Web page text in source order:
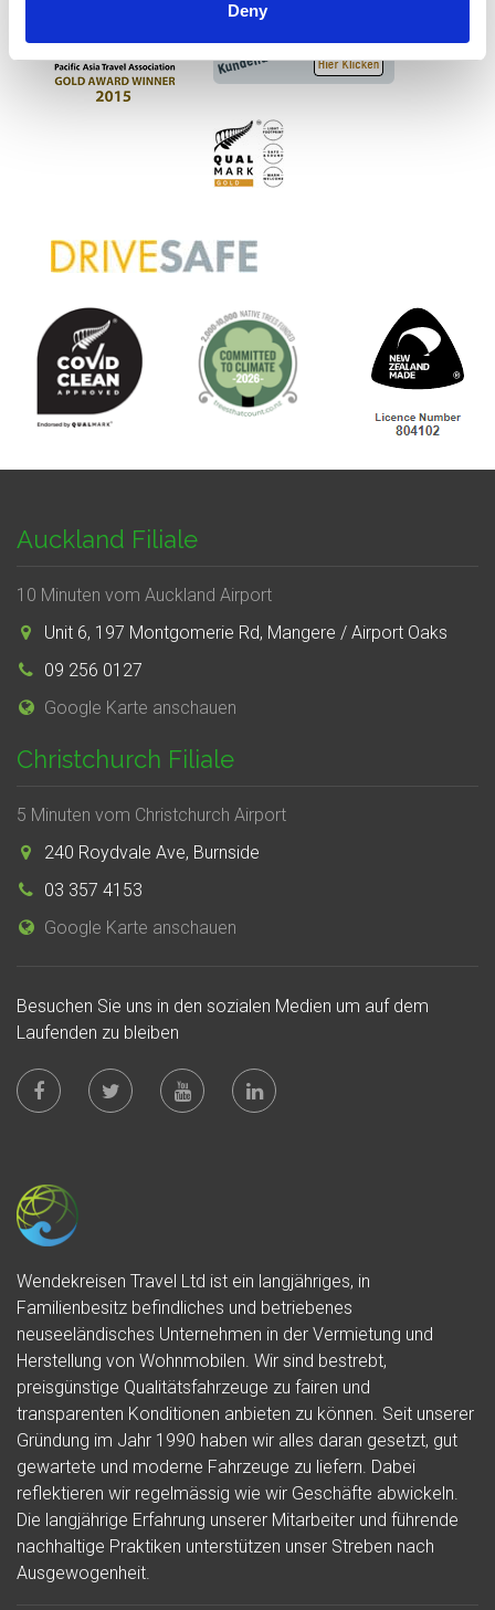
Deny
Auckland Filiale
10 Minuten vom Auckland Airport
Unit 6, 197 Montgomerie Rd, Mangere / Airport Oaks
09 256 0127
Google Karte anschauen
Christchurch Filiale
5 Minuten vom Christchurch Airport
240 Roydvale Ave, Burnside
03 357 4153
Google Karte anschauen
Besuchen Sie uns in den sozialen Medien um auf dem
Laufenden zu bleiben
Wendekreisen Travel Ltd ist ein langjähriges, in
Familienbesitz befindliches und betriebenes
neuseeländisches Unternehmen in der Vermietung und
Herstellung von Wohnmobilen. Wir sind bestrebt,
preisgünstige Qualitätsfahrzeuge zu fairen und
transparenten Konditionen anbieten zu können. Seit unserer
Gründung im Jahr 1990 haben wir alles daran gesetzt, gut
gewartete und moderne Fahrzeuge zu liefern. Dabei
reflektieren wir regelmässig wie wir Geschäfte abwickeln.
Die langjährige Erfahrung unserer Mitarbeiter und führende
nachhaltige Praktiken unterstützen unser Streben nach
Ausgewogenheit.